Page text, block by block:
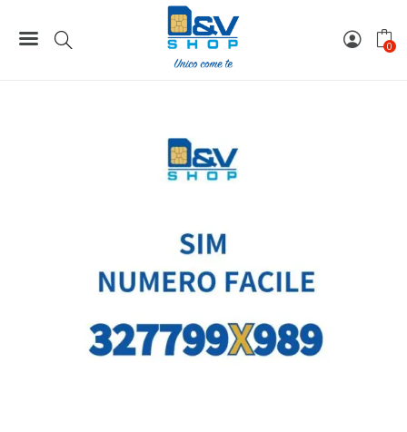
0
SIM Wind3 Numero Facile 327799X989 Da Attivare